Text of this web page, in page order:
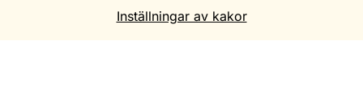
Inställningar av kakor